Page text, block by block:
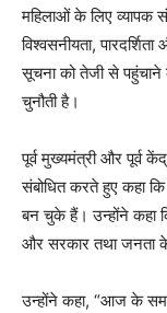
महिलाओं के लिए व्यापक
विश्वसनीयता,
सूचना को तेजी से पहुंचाने
चुनौती है।
पूर्व मुख्यमंत्री और पूर्व
संबोधित करते हुए कहा
बन चुके हैं। उन्होंने कहा
और सरकार तथा जनता के
उन्होंने कहा, “आज के